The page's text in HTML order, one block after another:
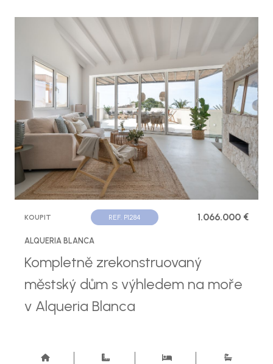
KOUPIT REF. P1284 1.066.000 €
ALQUERIA BLANCA
Kompletně zrekonstruovaný
městský dům s výhledem na moře
v Alqueria Blanca